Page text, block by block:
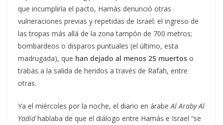
que incumpliría el pacto, Hamás denunció otras
vulneraciones previas y repetidas de Israel: el ingreso de
las tropas más allá de la zona tampón de 700 metros;
bombardeos o disparos puntuales (el último, esta
madrugada), que han dejado al menos 25 muertos o
trabas a la salida de heridos a través de Rafah, entre
otras.
Ya el miércoles por la noche, el diario en árabe Al Araby Al
Yadidhablaba de que el diálogo entre Hamás e Israel “se